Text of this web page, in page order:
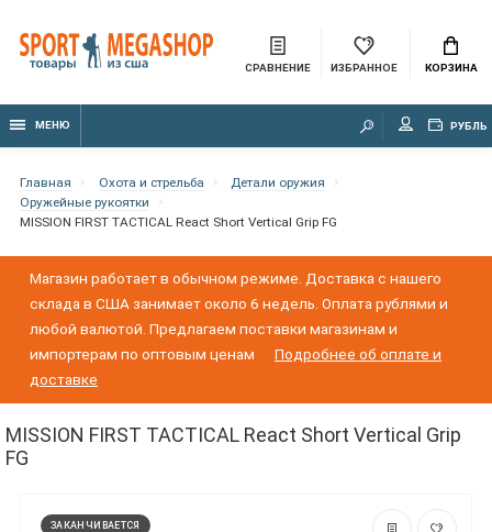
СРАВНЕНИЕ ИЗБРАННОЕ КОРЗИНА
МЕНЮ РУБЛЬ
Главная Охота и стрельба
Детали оружия
Оружейные рукоятки
MISSION FIRST TACTICAL React Short Vertical Grip FG
Магазин работает в обычном режиме. Доставка с нашего
склада в США занимает около 6 недель. Оплата рублями и
любой валютой. Предлагаем поставки магазинам и
импортерам по оптовым ценам
Подробнее об оплате и
доставке
MISSION FIRST TACTICAL React Short Vertical Grip
FG
ЗАКАНЧИВАЕТСЯ